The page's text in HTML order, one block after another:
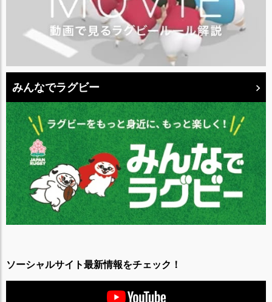
みんなでラグビー
ソーシャルサイト最新情報をチェック！